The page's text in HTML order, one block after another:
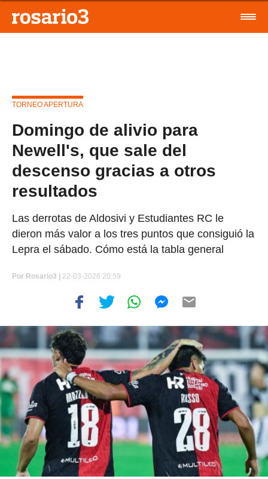
TORNEO APERTURA
Domingo de alivio para
Newell's, que sale del
descenso gracias a otros
resultados
Las derrotas de Aldosivi y Estudiantes RC le
dieron más valor a los tres puntos que consiguió la
Lepra el sábado. Cómo está la tabla general
Por Rosario3 | 22-03-2026 20:59